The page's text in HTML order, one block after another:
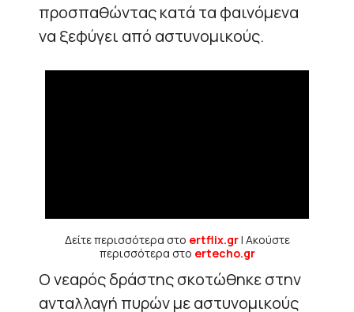
προσπαθώντας κατά τα φαινόμενα
να ξεφύγει από αστυνομικούς.
Δείτε περισσότερα στο ertflix.gr| Ακούστε
περισσότερα στο ertecho.gr
Ο νεαρός δράστης σκοτώθηκε στην
ανταλλαγή πυρών με αστυνομικούς